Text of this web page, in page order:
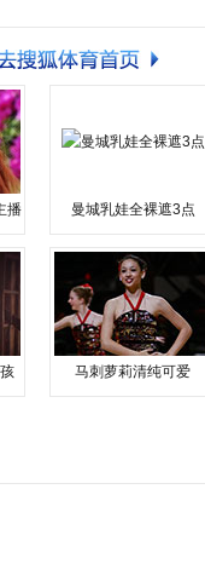
播 曼城乳娃全裸遮3点
马刺萝莉清纯可爱